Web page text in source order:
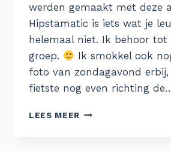
werden gemaakt met deze
Hipstamatic is iets wat je
helemaal niet. Ik behoor tot
groep.
Ik smokkel ook
foto van zondagavond
fietste nog even richting
LEES MEER DE